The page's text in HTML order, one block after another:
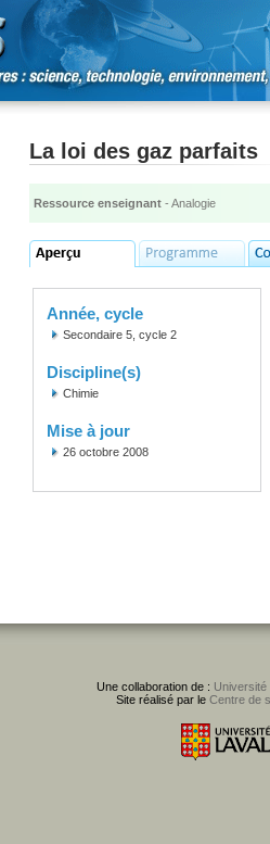
La loi des gaz parfaits
Ressource enseignant - Analogie
Année, cycle
Secondaire 5, cycle 2
Discipline(s)
Chimie
Mise à jour
26 octobre 2008
Une collaboration de : Université
Site réalisé par le Centre de